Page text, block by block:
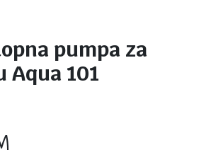
pumpa za
101